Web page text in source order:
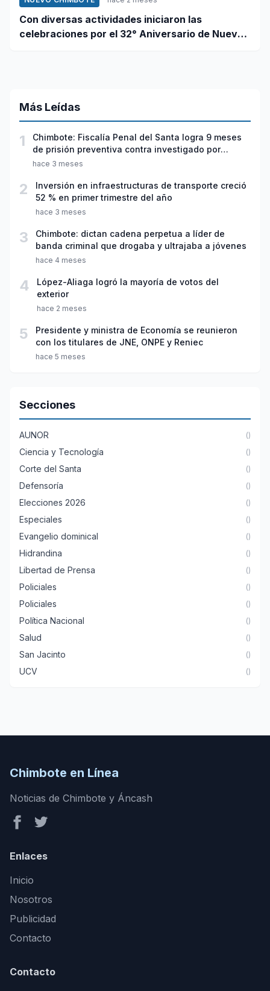
Con diversas actividades iniciaron las
celebraciones por el 32° Aniversario de Nuevo
Más Leídas
1
Chimbote: Fiscalía Penal del Santa logra 9 meses
de prisión preventiva contra investigado por
violación sexual y tentativa de feminicidio
hace 3 meses
2
Inversión en infraestructuras de transporte creció
52 % en primer trimestre del año
hace 3 meses
3
Chimbote: dictan cadena perpetua a líder de
banda criminal que drogaba y ultrajaba a jóvenes
hace 4 meses
4
López-Aliaga logró la mayoría de votos del
exterior
hace 2 meses
5
Presidente y ministra de Economía se reunieron
con los titulares de JNE, ONPE y Reniec
hace 5 meses
Secciones
AUNOR ()
Ciencia y Tecnología ()
Corte del Santa ()
Defensoría ()
Elecciones 2026 ()
Especiales ()
Evangelio dominical ()
Hidrandina ()
Libertad de Prensa ()
Policiales ()
Policiales ()
Política Nacional ()
Salud ()
San Jacinto ()
UCV ()
Chimbote en Línea
Noticias de Chimbote y Áncash
Enlaces
Inicio
Nosotros
Publicidad
Contacto
Contacto